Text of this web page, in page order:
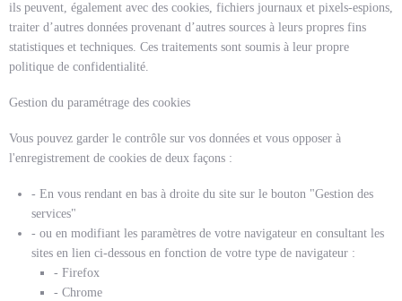
ils peuvent, également avec des cookies, fichiers journaux et pixels-espions,
traiter d’autres données provenant d’autres sources à leurs propres fins
statistiques et techniques. Ces traitements sont soumis à leur propre
politique de confidentialité.
Gestion du paramétrage des cookies
Vous pouvez garder le contrôle sur vos données et vous opposer à
l'enregistrement de cookies de deux façons :
- En vous rendant en bas à droite du site sur le bouton "Gestion des
services"
- ou en modifiant les paramètres de votre navigateur en consultant les
sites en lien ci-dessous en fonction de votre type de navigateur :
- Firefox
- Chrome